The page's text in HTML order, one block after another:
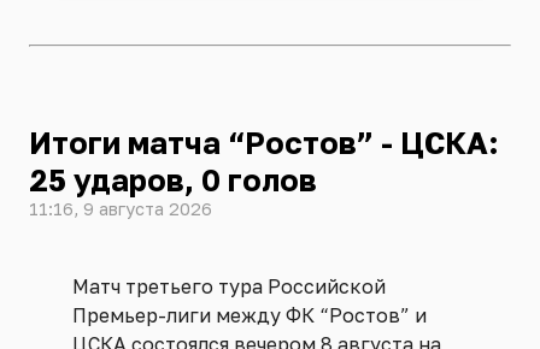
Итоги матча “Ростов” - ЦСКА:
25 ударов, 0 голов
11:16, 9 августа 2026
Матч третьего тура Российской
Премьер-лиги между ФК “Ростов” и
ЦСКА состоялся вечером 8 августа на